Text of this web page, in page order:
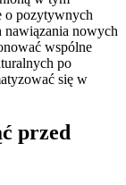
o pozytywnych
nawiązania nowych
wspólne
po
się w
przed